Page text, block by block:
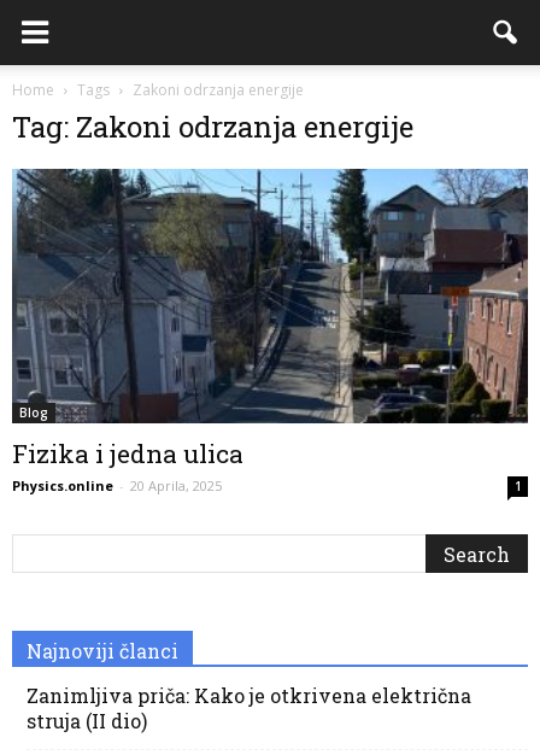
Home Tags Zakoni odrzanja energije
Tag: Zakoni odrzanja energije
Blog
Fizika i jedna ulica
Physics.online - 20 Aprila, 2025 1
Najnoviji članci
Zanimljiva priča: Kako je otkrivena električna
struja (II dio)